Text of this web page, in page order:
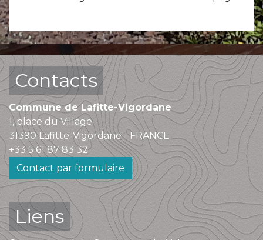
Contacts
Commune de Lafitte-Vigordane
1, place du Village
31390 Lafitte-Vigordane - FRANCE
+33 5 61 87 83 32
Contact par formulaire
Liens